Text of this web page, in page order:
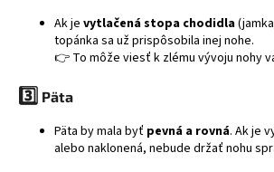
Ak je vytlačená stopa chodidla
topánka sa už prispôsobila inej nohe.
👉 To môže viesť k zlému vývoju nohy
3️⃣ Päta
Päta by mala byť pevná a rovná. Ak je
alebo naklonená, nebude držať nohu
?